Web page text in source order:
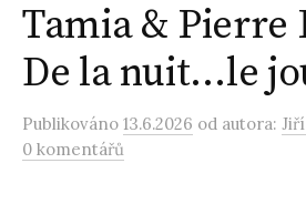
Tamia & Pierre
De la nuit…le
Publikováno 13.6.2026 od autora:
0 komentářů